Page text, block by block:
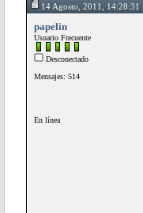
14 Agosto, 2011, 14:28:31
papelin
Usuario Frecuente
Desconectado
Mensajes: 514
En línea